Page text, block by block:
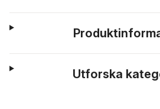
Utforska